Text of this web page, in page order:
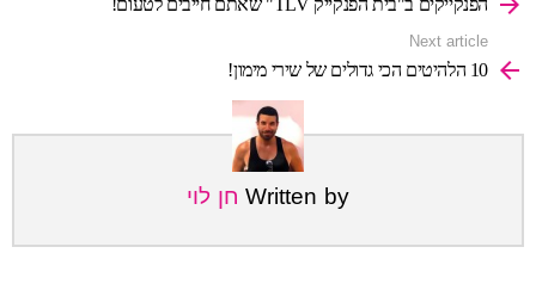
Next article
10 הלהיטים הכי גדולים של שירי מימון!
Written by חן לוי